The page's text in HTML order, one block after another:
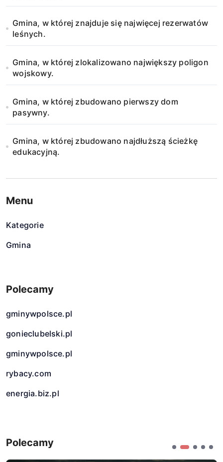
Gmina, w której znajduje się najwięcej rezerwatów
leśnych.
Gmina, w której zlokalizowano największy poligon
wojskowy.
Gmina, w której zbudowano pierwszy dom
pasywny.
Gmina, w której zbudowano najdłuższą ścieżkę
edukacyjną.
Menu
Kategorie
Gmina
Polecamy
gminywpolsce.pl
gonieclubelski.pl
gminywpolsce.pl
rybacy.com
energia.biz.pl
Polecamy